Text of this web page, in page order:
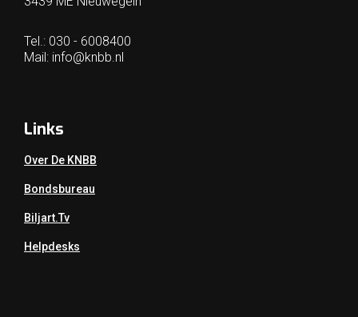
Tel.: 030 - 6008400
Mail: info@knbb.nl
Links
Over De KNBB
Bondsbureau
Biljart.tv
Helpdesks